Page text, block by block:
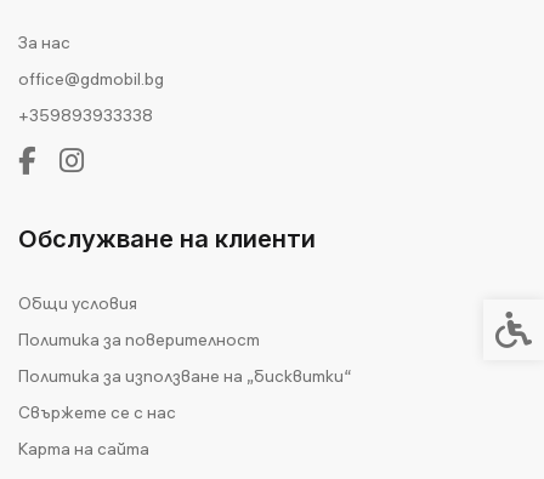
За нас
office@gdmobil.bg
+359893933338
Обслужване на клиенти
Общи условия
Политика за поверителност
Политика за използване на „бисквитки“
Свържете се с нас
Карта на сайта